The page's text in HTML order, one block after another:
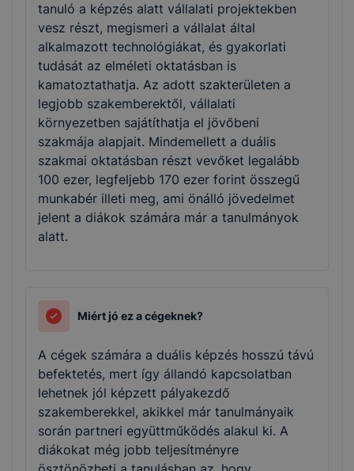
tanuló a képzés alatt vállalati projektekben
vesz részt, megismeri a vállalat által
alkalmazott technológiákat, és gyakorlati
tudását az elméleti oktatásban is
kamatoztathatja. Az adott szakterületen a
legjobb szakemberektől, vállalati
környezetben sajátíthatja el jövőbeni
szakmája alapjait. Mindemellett a duális
szakmai oktatásban részt vevőket legalább
100 ezer, legfeljebb 170 ezer forint összegű
munkabér illeti meg, ami önálló jövedelmet
jelent a diákok számára már a tanulmányok
alatt.
Miért jó ez a cégeknek?
A cégek számára a duális képzés hosszú távú
befektetés, mert így állandó kapcsolatban
lehetnek jól képzett pályakezdő
szakemberekkel, akikkel már tanulmányaik
során partneri együttműködés alakul ki. A
diákokat még jobb teljesítményre